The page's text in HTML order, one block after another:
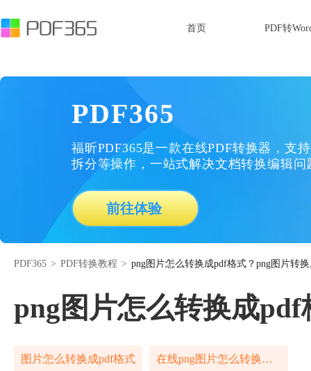
首页 PDF转
PDF365
福昕PDF365是一款在线PDF转换器，支
拆分等操作，一站式解决文档转换编辑问
前往体验
PDF365 > PDF转换教程 > png图片怎么转换成pdf格式？png图片转
png图片怎么转换成
图片怎么转换成pdf格式 在线png图片怎么转换成pdf格式